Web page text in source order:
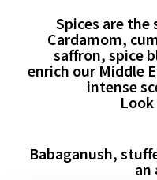
Spices are the
Cardamom,
saffron, spice
enrich our Middle
intense
Babaganush,
an